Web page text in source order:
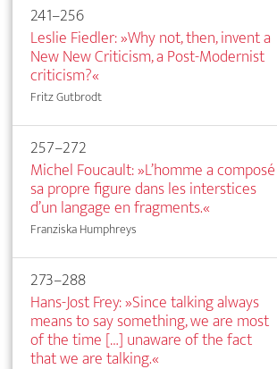
241–256
Leslie Fiedler: »Why not, then, invent a
New New Criticism, a Post-Modernist
criticism?«
Fritz Gutbrodt
257–272
Michel Foucault: »L’homme a composé
sa propre figure dans les interstices
d’un langage en fragments.«
Franziska Humphreys
273–288
Hans-Jost Frey: »Since talking always
means to say something, we are most
of the time […] unaware of the fact
that we are talking.«